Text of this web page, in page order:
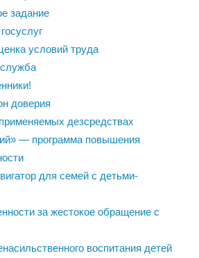
задание
условий труда
доверия
дезсредствах
— программа повышения
для семей с детьми-
за жестокое обращение с
воспитания детей